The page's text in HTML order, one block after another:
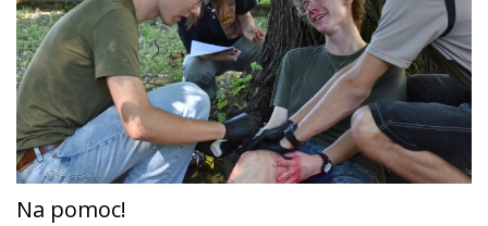
Na pomoc!